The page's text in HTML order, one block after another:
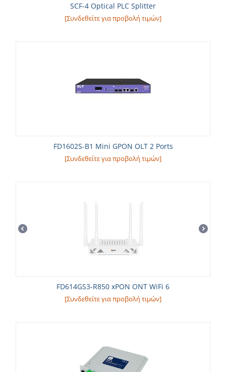
SCF-4 Optical PLC Splitter
[Συνδεθείτε για προβολή τιμών]
FD1602S-B1 Mini GPON OLT 2 Ports
[Συνδεθείτε για προβολή τιμών]
FD614GS3-R850 xPON ONT WiFi 6
[Συνδεθείτε για προβολή τιμών]